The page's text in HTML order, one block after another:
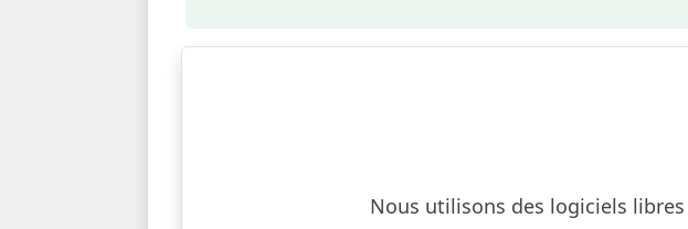
Nous utilisons des logiciels libres